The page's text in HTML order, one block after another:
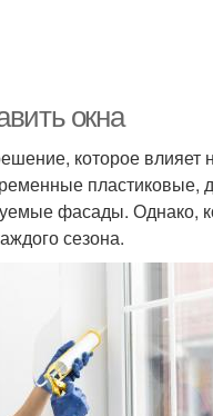
окна
которое влияет
фасады. Однако,
сезона.